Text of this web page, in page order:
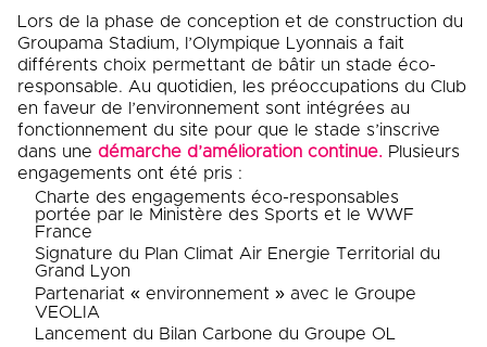
Lors de la phase de conception et de construction du
Groupama Stadium, l’Olympique Lyonnais a fait
différents choix permettant de bâtir un stade éco-
responsable. Au quotidien, les préoccupations du Club
en faveur de l’environnement sont intégrées au
fonctionnement du site pour que le stade s’inscrive
dans une démarche d’amélioration continue. Plusieurs
engagements ont été pris :
Charte des engagements éco-responsables
portée par le Ministère des Sports et le WWF
France
Signature du Plan Climat Air Energie Territorial du
Grand Lyon
Partenariat « environnement » avec le Groupe
VEOLIA
Lancement du Bilan Carbone du Groupe OL